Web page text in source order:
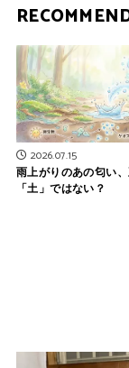
2026.07.15
雨上がりのあの匂い
「土」ではない？